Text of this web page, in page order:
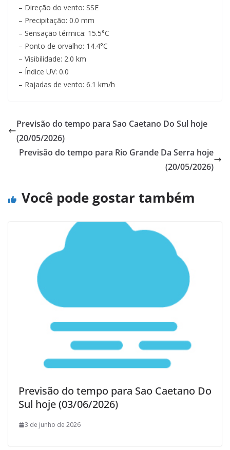
– Direção do vento: SSE
– Precipitação: 0.0 mm
– Sensação térmica: 15.5°C
– Ponto de orvalho: 14.4°C
– Visibilidade: 2.0 km
– Índice UV: 0.0
– Rajadas de vento: 6.1 km/h
Previsão do tempo para Sao Caetano Do Sul hoje
(20/05/2026)
Previsão do tempo para Rio Grande Da Serra hoje
(20/05/2026)
Você pode gostar também
Previsão do tempo para Sao Caetano Do
Sul hoje (03/06/2026)
3 de junho de 2026